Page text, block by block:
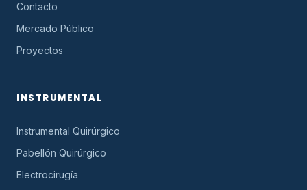
Contacto
Mercado Público
Proyectos
INSTRUMENTAL
Instrumental Quirúrgico
Pabellón Quirúrgico
Electrocirugía